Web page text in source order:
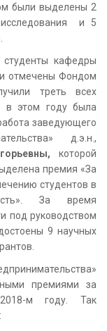
были выделены 2
и 5
студенты кафедры
отмечены Фондом
треть всех
в этом году была
заведующего
д.э.н.,
которой
премия «За
студентов в
За время
под руководством
9 научных
премиями за
м году. Так